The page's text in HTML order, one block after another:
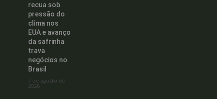
recua sob
pressão do
clima nos
EUA e avanço
da safrinha
trava
negócios no
Brasil
7 de agosto de
2026